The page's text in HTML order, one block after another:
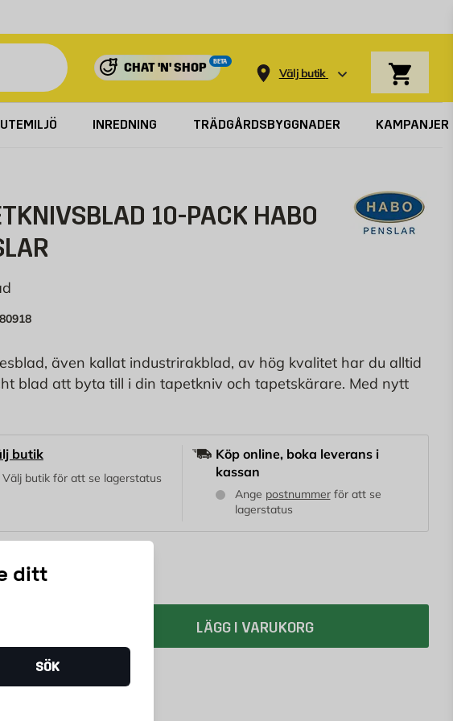
CHAT 'N' SHOP
BETA
Välj butik
ditt
SÖK
INREDNING TRÄDGÅRDSBYGGNADER KAMPANJER
10-PACK HABO
även kallat industrirakblad, av hög kvalitet har du alltid
blad att byta till i din tapetkniv och tapetskärare. Med nytt
ett rent snitt varje gång.
butik
Välj butik för att se lagerstatus
Köp online, boka leverans i
kassan
Ange postnummerför att se
lagerstatus
KR
LÄGG I VARUKORG